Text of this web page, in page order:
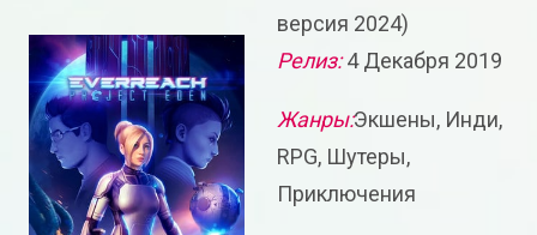
версия 2024)
Релиз:4 Декабря 2019
Жанры:Экшены, Инди,
RPG, Шутеры,
Приключения